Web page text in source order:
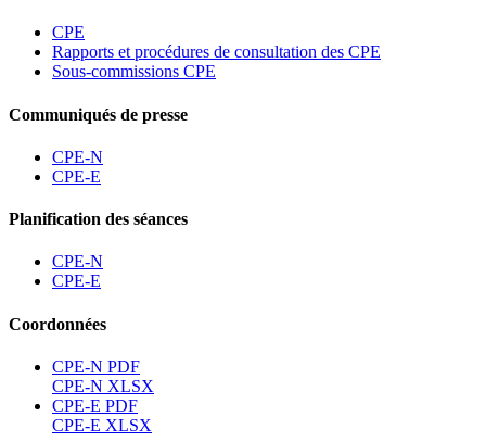
CPE
Rapports et procédures de consultation des CPE
Sous-commissions CPE
​​​​​​Communiqués de presse
CPE-N
CPE-E
Planification des séances
CPE-N
CPE-E
Coordonnées
CPE-N PDF
CPE-N XLSX
CPE-E PDF
CPE-E XLSX